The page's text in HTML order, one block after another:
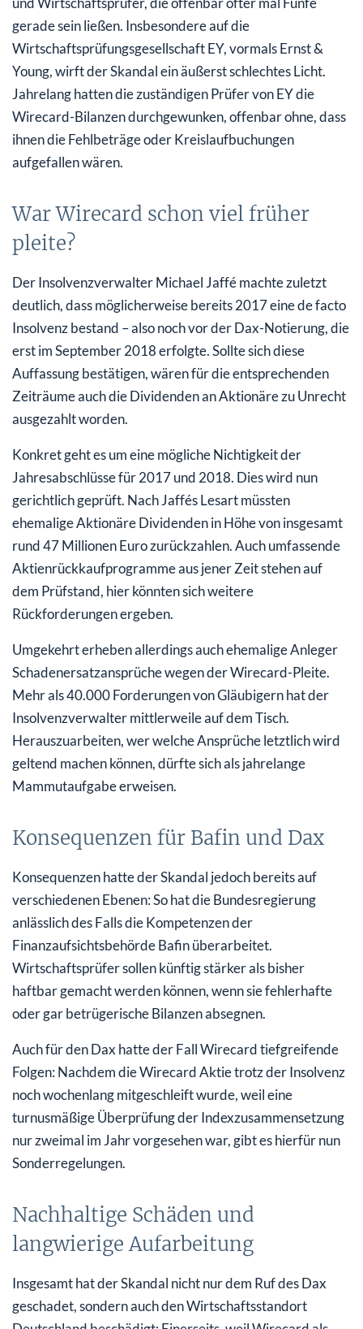
gerade sein ließen. Insbesondere auf die
Wirtschaftsprüfungsgesellschaft EY, vormals Ernst &
Young, wirft der Skandal ein äußerst schlechtes Licht.
Jahrelang hatten die zuständigen Prüfer von EY die
Wirecard-Bilanzen durchgewunken, offenbar ohne, dass
ihnen die Fehlbeträge oder Kreislaufbuchungen
aufgefallen wären.
War Wirecard schon viel früher
pleite?
Der Insolvenzverwalter Michael Jaffé machte zuletzt
deutlich, dass möglicherweise bereits 2017 eine de facto
Insolvenz bestand – also noch vor der Dax-Notierung, die
erst im September 2018 erfolgte. Sollte sich diese
Auffassung bestätigen, wären für die entsprechenden
Zeiträume auch die Dividenden an Aktionäre zu Unrecht
ausgezahlt worden.
Konkret geht es um eine mögliche Nichtigkeit der
Jahresabschlüsse für 2017 und 2018. Dies wird nun
gerichtlich geprüft. Nach Jaffés Lesart müssten
ehemalige Aktionäre Dividenden in Höhe von insgesamt
rund 47 Millionen Euro zurückzahlen. Auch umfassende
Aktienrückkaufprogramme aus jener Zeit stehen auf
dem Prüfstand, hier könnten sich weitere
Rückforderungen ergeben.
Umgekehrt erheben allerdings auch ehemalige Anleger
Schadenersatzansprüche wegen der Wirecard-Pleite.
Mehr als 40.000 Forderungen von Gläubigern hat der
Insolvenzverwalter mittlerweile auf dem Tisch.
Herauszuarbeiten, wer welche Ansprüche letztlich wird
geltend machen können, dürfte sich als jahrelange
Mammutaufgabe erweisen.
Konsequenzen für Bafin und Dax
Konsequenzen hatte der Skandal jedoch bereits auf
verschiedenen Ebenen: So hat die Bundesregierung
anlässlich des Falls die Kompetenzen der
Finanzaufsichtsbehörde Bafin überarbeitet.
Wirtschaftsprüfer sollen künftig stärker als bisher
haftbar gemacht werden können, wenn sie fehlerhafte
oder gar betrügerische Bilanzen absegnen.
Auch für den Dax hatte der Fall Wirecard tiefgreifende
Folgen: Nachdem die Wirecard Aktie trotz der Insolvenz
noch wochenlang mitgeschleift wurde, weil eine
turnusmäßige Überprüfung der Indexzusammensetzung
nur zweimal im Jahr vorgesehen war, gibt es hierfür nun
Sonderregelungen.
Nachhaltige Schäden und
langwierige Aufarbeitung
Insgesamt hat der Skandal nicht nur dem Ruf des Dax
geschadet, sondern auch den Wirtschaftsstandort